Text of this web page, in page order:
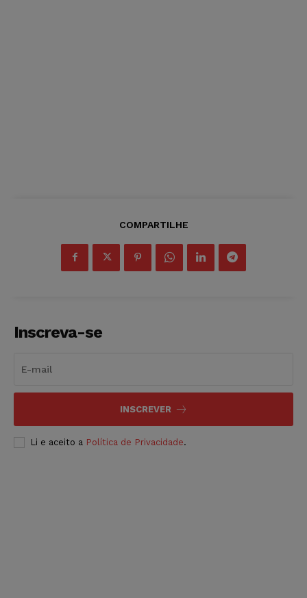
COMPARTILHE
Inscreva-se
INSCREVER
Li e aceito a Política de Privacidade.